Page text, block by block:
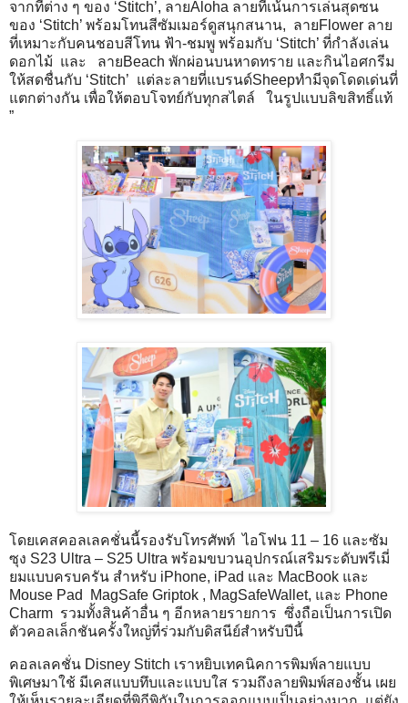
จากที่ต่าง ๆ ของ ‘Stitch’, ลายAloha ลายที่เน้นการเล่นสุดซน
ของ ‘Stitch’ พร้อมโทนสีซัมเมอร์ดูสนุกสนาน, ลายFlower ลาย
ที่เหมาะกับคนชอบสีโทน ฟ้า-ชมพู พร้อมกับ ‘Stitch’ ที่กำลังเล่น
ดอกไม้ และ ลายBeach พักผ่อนบนหาดทราย และกินไอศกรีม
ให้สดชื่นกับ ‘Stitch’ แต่ละลายที่แบรนด์Sheepทำมีจุดโดดเด่นที่
แตกต่างกัน เพื่อให้ตอบโจทย์กับทุกสไตล์ ในรูปแบบลิขสิทธิ์แท้
”
โดยเคสคอลเลคชั่นนี้รองรับโทรศัพท์ ไอโฟน 11 – 16 และซัม
ซุง S23 Ultra – S25 Ultra พร้อมขบวนอุปกรณ์เสริมระดับพรีเมี่
ยมแบบครบครัน สำหรับ iPhone, iPad และ MacBook และ
Mouse Pad MagSafe Griptok , MagSafeWallet, และ Phone
Charm รวมทั้งสินค้าอื่น ๆ อีกหลายรายการ ซึ่งถือเป็นการเปิด
ตัวคอลเล็กชันครั้งใหญ่ที่ร่วมกับดิสนีย์สำหรับปีนี้
คอลเลคชั่น Disney Stitch เราหยิบเทคนิคการพิมพ์ลายแบบ
พิเศษมาใช้ มีเคสแบบทึบและแบบใส รวมถึงลายพิมพ์สองชั้น เผย